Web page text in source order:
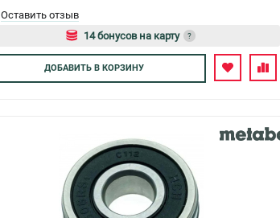
Оставить отзыв
14 бонусов на карту
?
Авторизуйтесь
ДОБАВИТЬВ КОРЗИНУ